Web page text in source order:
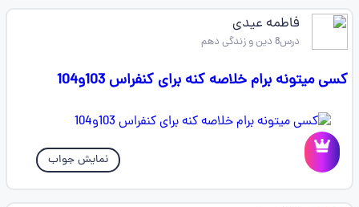
فاطمه عیدی
درس8 دین و زندگی دهم
کسی میتونه برام خلاصه کنه برای کنفراس 103و104
نمایش جواب